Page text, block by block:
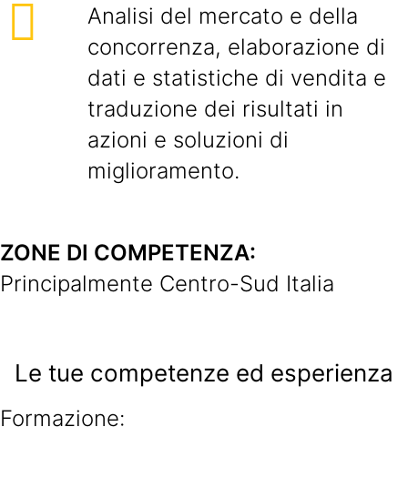
Analisi del mercato e della
concorrenza, elaborazione di
dati e statistiche di vendita e
traduzione dei risultati in
azioni e soluzioni di
miglioramento.
ZONE DI COMPETENZA:
Principalmente Centro-Sud Italia
Le tue competenze ed esperienza
Formazione: